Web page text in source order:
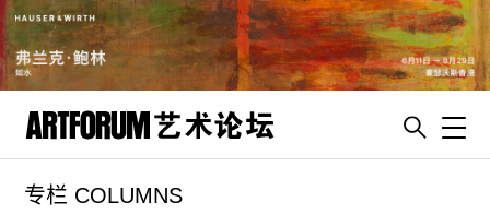
artguide
专栏 COLUMNS